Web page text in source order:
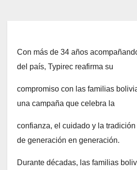
Con más de 34 años
del país, Typirec reafirma su
compromiso con las familias
una campaña que celebra la
confianza, el cuidado y la
de generación en generación.
Durante décadas, las familias